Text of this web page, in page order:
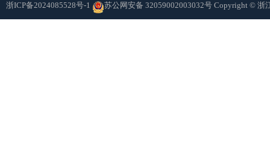
浙ICP备2024085528号-1 苏公网安备 32059002003032号 Copyright ©